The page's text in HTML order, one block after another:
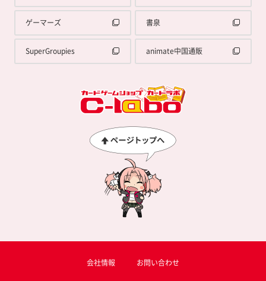
ゲーマーズ 書泉
SuperGroupies animate中国通販
会社情報 お問い合わせ